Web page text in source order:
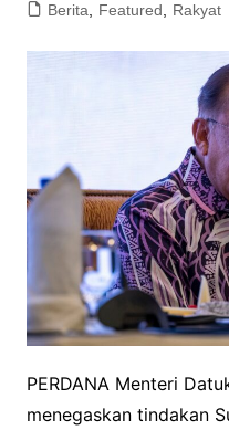
Berita, Featured, Rakyat
PERDANA Menteri
menegaskan tindakan